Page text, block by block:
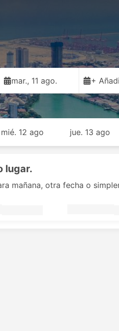
mar., 11 ago. +
mié. 12 ago jue. 13 ago
lugar.
mañana, otra fecha o